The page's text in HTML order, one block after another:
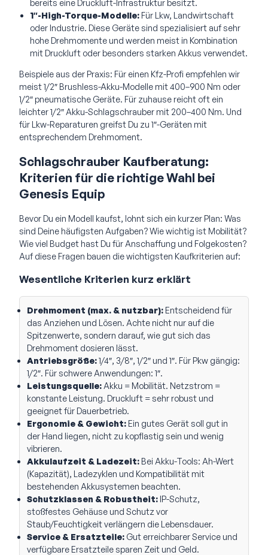
bereits eine Druckluft-Infrastruktur besitzt.
1″-High-Torque-Modelle: Für Lkw, Landwirtschaft
oder Industrie. Diese Geräte sind spezialisiert auf sehr
hohe Drehmomente und werden meist in Kombination
mit Druckluft oder besonders starken Akkus verwendet.
Beispiele aus der Praxis: Für einen Kfz-Profi empfehlen wir
meist 1/2″ Brushless-Akku-Modelle mit 400–900 Nm oder
1/2″ pneumatische Geräte. Für zuhause reicht oft ein
leichter 1/2″ Akku-Schlagschrauber mit 200–400 Nm. Und
für Lkw-Reparaturen greifst Du zu 1″-Geräten mit
entsprechendem Drehmoment.
Schlagschrauber Kaufberatung:
Kriterien für die richtige Wahl bei
Genesis Equip
Bevor Du ein Modell kaufst, lohnt sich ein kurzer Plan: Was
sind Deine häufigsten Aufgaben? Wie wichtig ist Mobilität?
Wie viel Budget hast Du für Anschaffung und Folgekosten?
Auf diese Fragen bauen die wichtigsten Kaufkriterien auf:
Wesentliche Kriterien kurz erklärt
Drehmoment (max. & nutzbar): Entscheidend für
das Anziehen und Lösen. Achte nicht nur auf die
Spitzenwerte, sondern darauf, wie gut sich das
Drehmoment dosieren lässt.
Antriebsgröße:1/4″, 3/8″, 1/2″ und 1″. Für Pkw gängig:
1/2″. Für schwere Anwendungen: 1″.
Leistungsquelle: Akku = Mobilität. Netzstrom =
konstante Leistung. Druckluft = sehr robust und
geeignet für Dauerbetrieb.
Ergonomie & Gewicht: Ein gutes Gerät soll gut in
der Hand liegen, nicht zu kopflastig sein und wenig
vibrieren.
Akkulaufzeit & Ladezeit: Bei Akku-Tools: Ah-Wert
(Kapazität), Ladezyklen und Kompatibilität mit
bestehenden Akkusystemen beachten.
Schutzklassen & Robustheit: IP-Schutz,
stoßfestes Gehäuse und Schutz vor
Staub/Feuchtigkeit verlängern die Lebensdauer.
Service & Ersatzteile: Gut erreichbarer Service und
verfügbare Ersatzteile sparen Zeit und Geld.